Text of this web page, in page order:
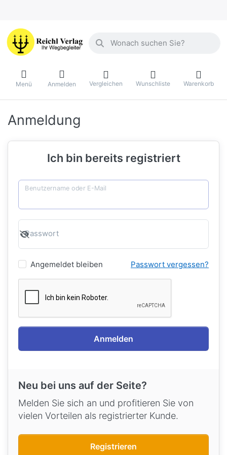
Geben Sie einen Suchbegriff ein.
Menü Anmelden Vergleichen Wunschliste Warenkorb
Anmeldung
Ich bin bereits registriert
Benutzername oder E-Mail
Passwort
Angemeldet bleiben Passwort vergessen?
Anmelden
Neu bei uns auf der Seite?
Melden Sie sich an und profitieren Sie von
vielen Vorteilen als registrierter Kunde.
Registrieren